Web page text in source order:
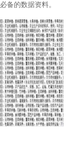
备的数据资料。